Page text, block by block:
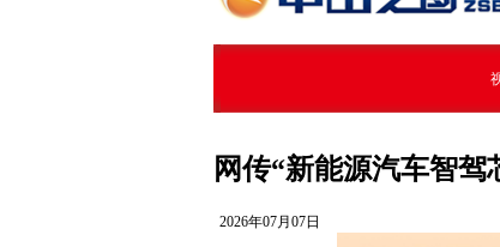
网传“新能源汽车智驾
2026年07月07日